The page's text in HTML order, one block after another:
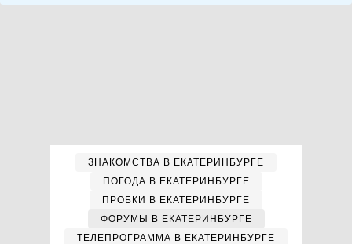
ЗНАКОМСТВА В ЕКАТЕРИНБУРГЕ
ПОГОДА В ЕКАТЕРИНБУРГЕ
ПРОБКИ В ЕКАТЕРИНБУРГЕ
ФОРУМЫ В ЕКАТЕРИНБУРГЕ
ТЕЛЕПРОГРАММА В ЕКАТЕРИНБУРГЕ